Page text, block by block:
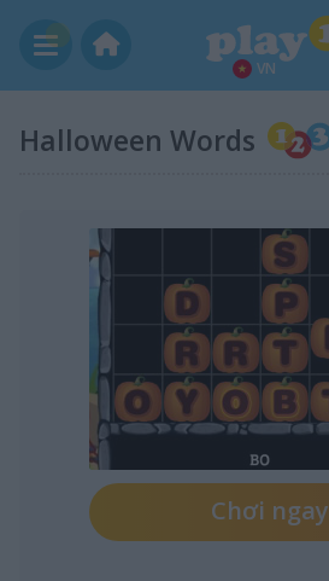
VN
Halloween Words
Chơi ngay